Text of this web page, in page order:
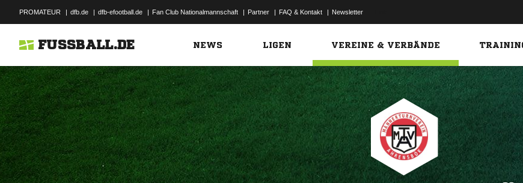
PROMATEUR | dfb.de | dfb-efootball.de | Fan Club Nationalmannschaft | Partner | FAQ & Kontakt | Newsletter
FUSSBALL.DE NEWS LIGEN VEREINE & VERBÄNDE